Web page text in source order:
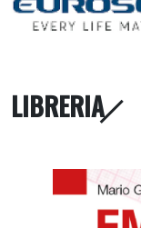
LIBRERIA